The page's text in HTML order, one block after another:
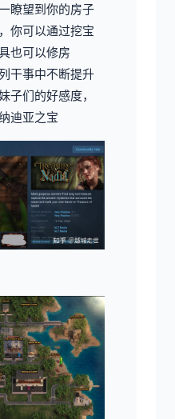
瞭望到你的房子
你可以通过挖宝
也可以修房
干事中不断提升
子们的好感度，
迪亚之宝